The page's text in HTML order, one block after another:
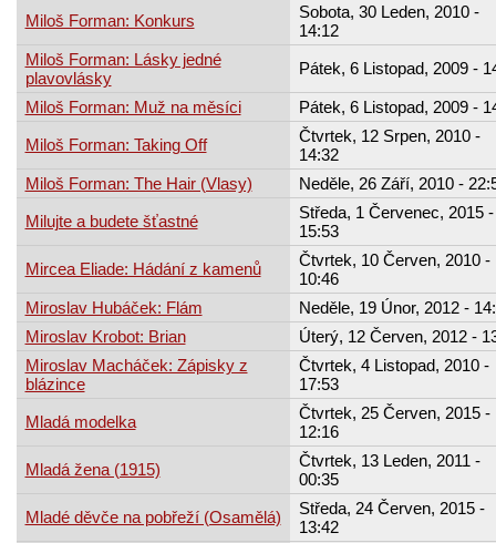
Miloš Forman: Konkurs
Sobota, 30 Leden, 2010 -
14:12
Miloš Forman: Lásky jedné
plavovlásky
Pátek, 6 Listopad, 2009 -
Miloš Forman: Muž na měsíci
Pátek, 6 Listopad, 2009 -
Miloš Forman: Taking Off
Čtvrtek, 12 Srpen, 2010 -
14:32
Miloš Forman: The Hair (Vlasy)
Neděle, 26 Září, 2010 -
Milujte a budete šťastné
Středa, 1 Červenec, 2015 -
15:53
Mircea Eliade: Hádání z kamenů
Čtvrtek, 10 Červen, 2010 -
10:46
Miroslav Hubáček: Flám
Neděle, 19 Únor, 2012 -
Miroslav Krobot: Brian
Úterý, 12 Červen, 2012 -
Miroslav Macháček: Zápisky z
blázince
Čtvrtek, 4 Listopad, 2010 -
17:53
Mladá modelka
Čtvrtek, 25 Červen, 2015 -
12:16
Mladá žena (1915)
Čtvrtek, 13 Leden, 2011 -
00:35
Mladé děvče na pobřeží (Osamělá)
Středa, 24 Červen, 2015 -
13:42